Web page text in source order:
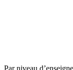
Par niveau